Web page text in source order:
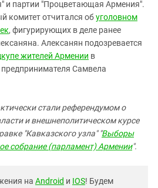
и партии "Процветающая Армения".
комитет отчитался обуголовном
, фигурирующих в деле ранее
Алексанян подозревается
жителей Армении в
предпринимателя Самвела
стали референдумом о
и внешнеполитическом курсе
"Кавказского узла" "Выборы
собрание (парламент) Армении".
на Android и IOS! Будем